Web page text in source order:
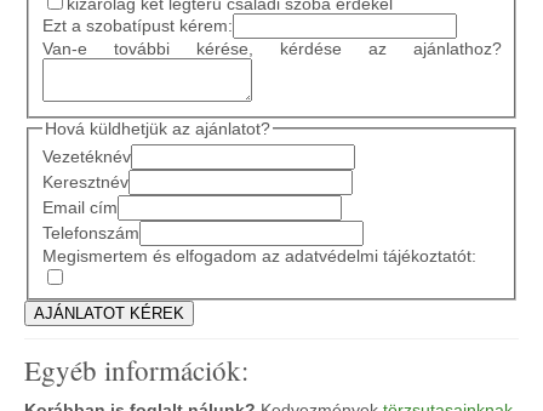
Ezt a szobatípust kérem:
Van-e további kérése, kérdése az ajánlathoz?
Hová küldhetjük az ajánlatot?
Vezetéknév
Keresztnév
Email cím
Telefonszám
Megismertem és elfogadom az adatvédelmi tájékoztatót:
Egyéb információk: